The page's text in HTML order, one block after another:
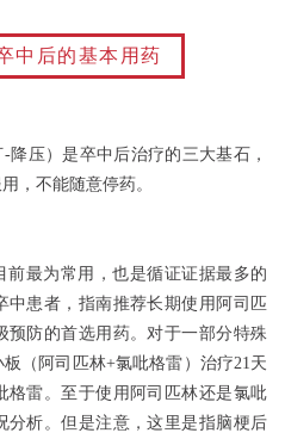
中后的基本用药
降压）是卒中后治疗的三大基石，
，不能随意停药。
前最为常用，也是循证证据最多的
中患者，指南推荐长期使用阿司匹
预防的首选用药。对于一部分特殊
（阿司匹林+氯吡格雷）治疗21天
格雷。至于使用阿司匹林还是氯吡
分析。但是注意，这里是指脑梗后